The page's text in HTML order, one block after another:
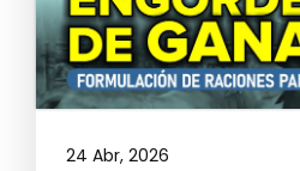
24 Abr, 2026